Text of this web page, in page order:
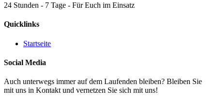
24 Stunden - 7 Tage - Für Euch im Einsatz
Quicklinks
Startseite
Social Media
Auch unterwegs immer auf dem Laufenden bleiben? Bleiben Sie
mit uns in Kontakt und vernetzen Sie sich mit uns!